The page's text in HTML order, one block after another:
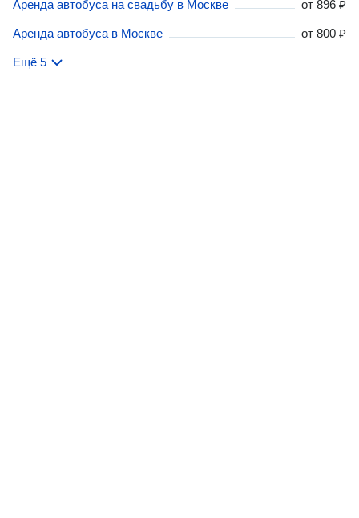
Аренда автобуса на свадьбу в Москве от 896 ₽
Аренда автобуса в Москве от 800 ₽
Ещё 5